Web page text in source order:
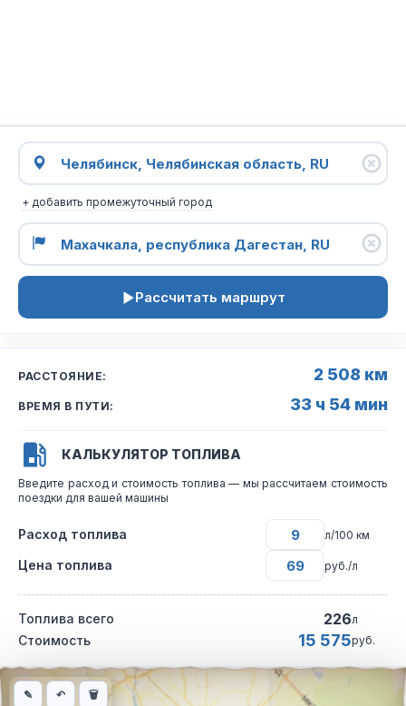
+ добавить промежуточный город
Рассчитать маршрут
РАССТОЯНИЕ: 2 508 км
ВРЕМЯ В ПУТИ: 33 ч 54 мин
КАЛЬКУЛЯТОР ТОПЛИВА
Введите расход и стоимость топлива — мы рассчитаем стоимость
поездки для вашей машины
Расход топлива л/100 км
Цена топлива руб./л
Топлива всего 226л
Стоимость 15 575руб.
Интерактивная карта автомобильного маршрута из города
✎ ↶ 🗑